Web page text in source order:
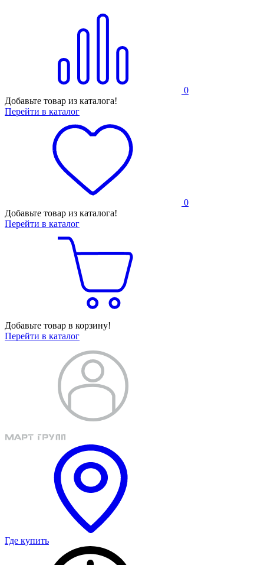
0
Добавьте товар из каталога!
Перейти в каталог
0
Добавьте товар из каталога!
Перейти в каталог
Добавьте товар в корзину!
Перейти в каталог
Где купить